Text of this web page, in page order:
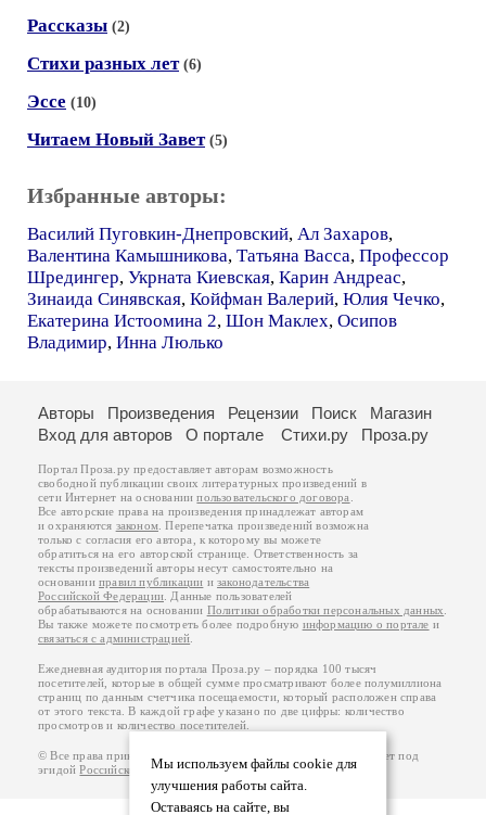
Рассказы (2)
Стихи разных лет (6)
Эссе (10)
Читаем Новый Завет (5)
Избранные авторы:
Василий Пуговкин-Днепровский, Ал Захаров,
Валентина Камышникова, Татьяна Васса, Профессор
Шредингер, Укрната Киевская, Карин Андреас,
Зинаида Синявская, Койфман Валерий, Юлия Чечко,
Екатерина Истоомина 2, Шон Маклех, Осипов
Владимир, Инна Люлько
Мы используем файлы cookie для
улучшения работы сайта.
Оставаясь на сайте, вы
Авторы Произведения Рецензии Поиск
Магазин
Вход для авторов
О портале Стихи.ру Проза.ру
Портал Проза.ру предоставляет авторам возможность
свободной публикации своих литературных произведений в
сети Интернет на основаниипользовательского договора
Все авторские права на произведения принадлежат авторам
и охраняются законом . Перепечатка произведений возможна
только с согласия его автора, к которому вы можете
обратиться на его авторской странице. Ответственность за
тексты произведений авторы несут самостоятельно на
основанииправил публикации изаконодательства
Российской Федерации . Данные пользователей
обрабатываются на основании Политики обработки персональных данных
Вы также можете посмотреть более подробную информацию о портале и
связаться с администрацией
Ежедневная аудитория портала Проза.ру – порядка 100 тысяч
посетителей, которые в общей сумме просматривают более полумиллиона
страниц по данным счетчика посещаемости, который расположен справа
от этого текста. В каждой графе указано по две цифры: количество
просмотров и количество посетителей.
© Все права принадлежат авторам, 2000-2026. Портал работает под
эгидойРоссийского союза писателей.18+